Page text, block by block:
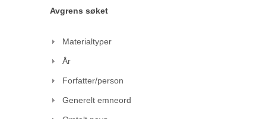
Avgrens søket
Materialtyper
År
Forfatter/person
Generelt emneord